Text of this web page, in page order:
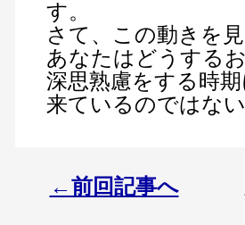
す。
さて、この動きを
あなたはどうする
深思熟慮をする時
来ているのではな
←前回記事へ